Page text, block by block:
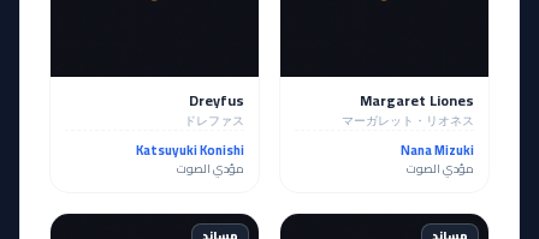
Margaret Liones
マーガレット・リオネス
Nana Mizuki
مؤدي الصوت
Dreyfus
ドレファス
Katsuyuki Konishi
مؤدي الصوت